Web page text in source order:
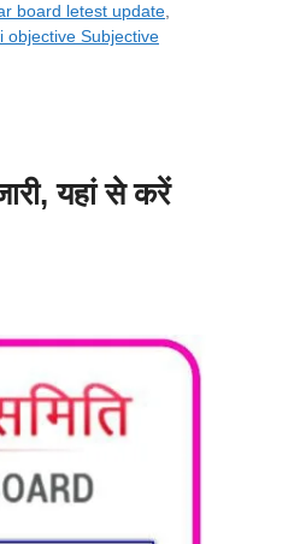
board letest update,
objective Subjective
यहां से करें